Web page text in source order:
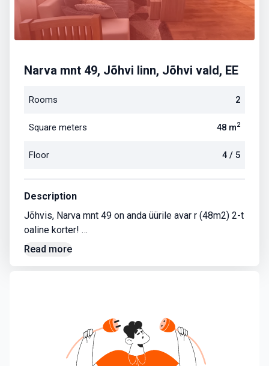
Narva mnt 49, Jõhvi linn, Jõhvi vald, EE
Rooms 2
Square meters 48 m2
Floor 4 / 5
Description
Jõhvis, Narva mnt 49 on anda üürile avar r (48m2) 2-t
oaline korter!
eviisor, külmkapp, pliit, söögilaud ja toolid;
magamistuba - voodi, mahukas riidekapp;
WC ja vannituba koos, vannitoas pesumasin
korteris on keskküte;
Read more